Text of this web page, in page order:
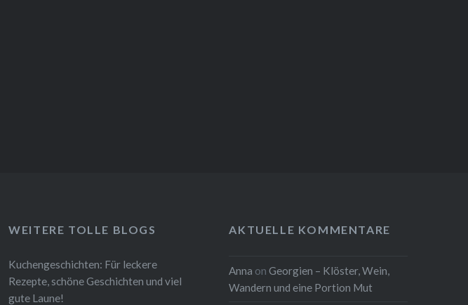
WEITERE TOLLE BLOGS
Kuchengeschichten: Für leckere
Rezepte, schöne Geschichten und viel
gute Laune!
AKTUELLE KOMMENTARE
Anna onGeorgien – Klöster, Wein,
Wandern und eine Portion Mut